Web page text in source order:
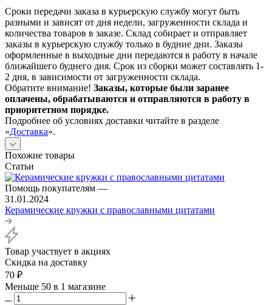
Сроки передачи заказа в курьерскую службу могут быть
разными и зависят от дня недели, загруженности склада и
количества товаров в заказе. Склад собирает и отправляет
заказы в курьерскую службу только в будние дни. Заказы
оформленные в выходные дни передаются в работу в начале
ближайшего буднего дня. Срок из сборки может составлять 1-
2 дня, в зависимости от загруженности склада.
Обратите внимание! Заказы, которые были заранее
оплачены, обрабатываются и отправляются в работу в
приоритетном порядке.
Подробнее об условиях доставки читайте в разделе
«Доставка».
Похожие товары
Статьи
Помощь покупателям —
31.01.2024
Керамические кружки с православными цитатами
Товар участвует в акциях
Скидка на доставку
70 ₽
Меньше 50 в 1 магазине